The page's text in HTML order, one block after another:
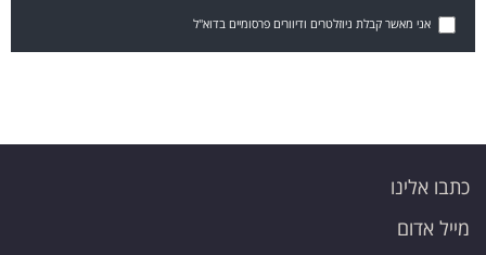
אני מאשר קבלת ניוזלטרים ודיוורים פרסומיים בדוא"ל
כתבו אלינו
מייל אדום